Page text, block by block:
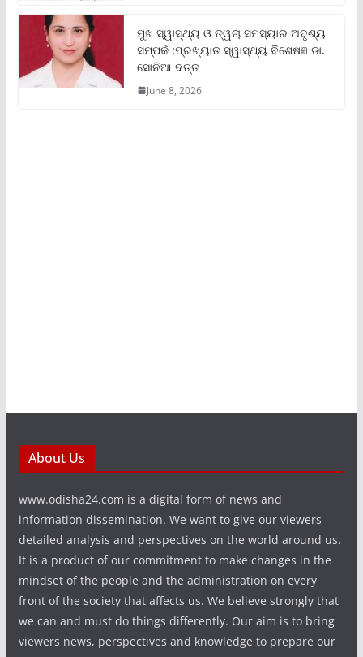
ମୁଖ ସ୍ୱାସ୍ଥ୍ୟ ଓ ତ୍ୱଚା ସମସ୍ୟାର ଅଦୃଶ୍ୟ
ସମ୍ପର୍କ :ପ୍ରଖ୍ୟାତ ସ୍ୱାସ୍ଥ୍ୟ ବିଶେଷଜ୍ଞ ଡା.
ସୋନିଆ ଦତ୍ତ
June 8, 2026
About Us
www.odisha24.com is a digital form of news and
information dissemination. We want to give our viewers
detailed analysis and perspectives on the world around us.
It is a product of our commitment to make changes in the
mindset of the people and the administration on every
front of the society that affects us. We believe strongly that
we can and must do things differently. Our aim is to bring
viewers news, perspectives and knowledge to prepare our